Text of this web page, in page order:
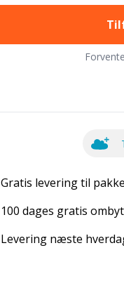
Gratis levering til
100 dages gratis
Levering næste